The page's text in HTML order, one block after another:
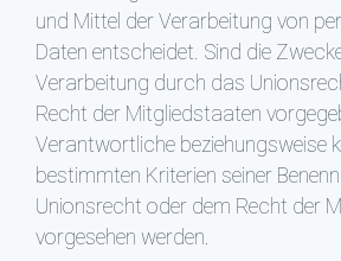
und Mittel der Verarbeitung von
Daten entscheidet. Sind die
Verarbeitung durch das
Recht der Mitgliedstaaten
Verantwortliche beziehungsweise
bestimmten Kriterien seiner
Unionsrecht oder dem Recht der
vorgesehen werden.